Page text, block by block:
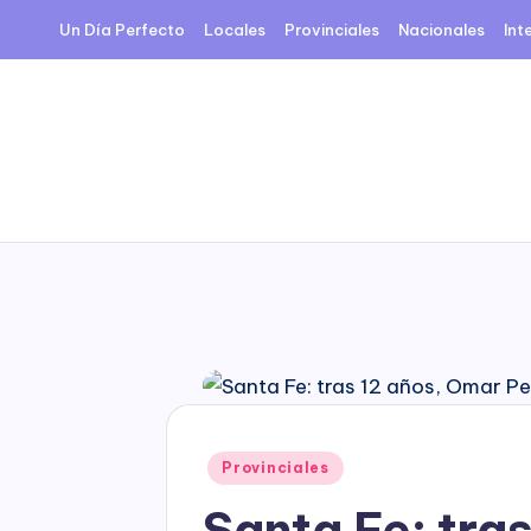
Skip
Un Día Perfecto Locales Provinciales Nacionales
Posted
Provinciales